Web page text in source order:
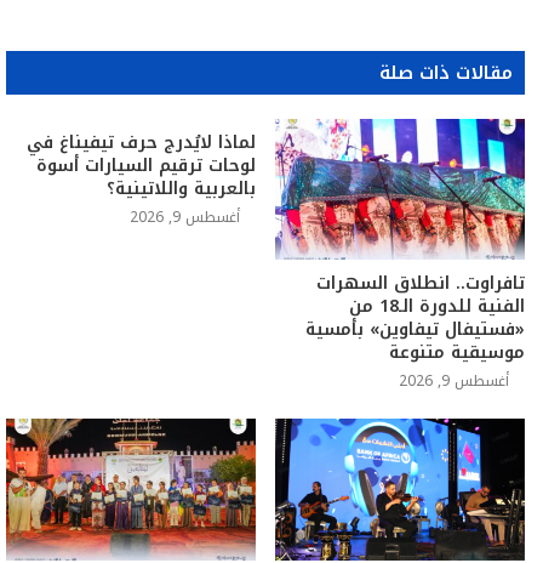
مقالات ذات صلة
تافراوت.. انطلاق السهرات
الفنية للدورة الـ18 من
«فستيفال تيفاوين» بأمسية
موسيقية متنوعة
أغسطس 9, 2026
لماذا لايُدرج حرف تيفيناغ في
لوحات ترقيم السيارات أسوة
بالعربية واللاتينية؟
أغسطس 9, 2026